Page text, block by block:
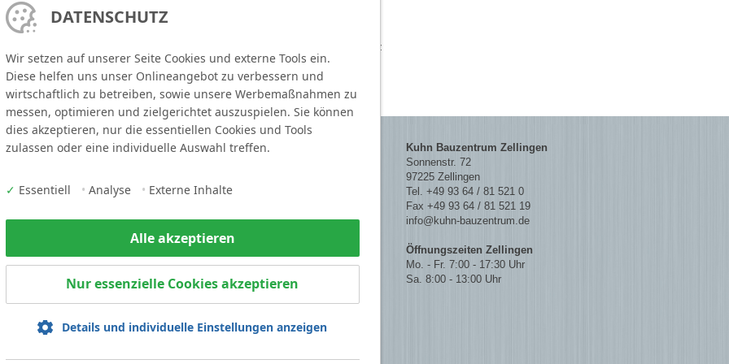
leibliche Wohl ist ebenfalls gesorgt! Genießen Sie an beiden Tagen warme
sowie Kaffee und Kuchen, um Ihre Energiereserven aufzutanken und das
in vollen Zügen zu genießen. Markieren Sie sich den 15. und 16. März
Kalender und seien Sie Teil dieses regionalen Highlights. Wir freuen uns
Sie dort begrüßen zu dürfen. Der Eintritt ist frei.
Kuhn Bauzentrum Lengfurt
Tel. +49 93 95 / 97 20 0
info@kuhn-bauzentrum.de
Mo. – Fr. 7:00 – 18:00 Uhr
Sa. 7:00 – 13:00
Ausstellung jeden 1. Sonntag im
Monat geöffnet.
Kuhn Bauzentrum Zellingen
Sonnenstr. 72
97225 Zellingen
Tel. +49 93 64 / 81 521 0
Fax +49 93 64 / 81 521 19
info@kuhn-bauzentrum.de
Öffnungszeiten Zellingen
Mo. - Fr. 7:00 - 17:30 Uhr
Sa. 8:00 - 13:00 Uhr
DATENSCHUTZ
Wir setzen auf unserer Seite Cookies und externe Tools ein.
Diese helfen uns unser Onlineangebot zu verbessern und
wirtschaftlich zu betreiben, sowie unsere Werbemaßnahmen zu
messen, optimieren und zielgerichtet auszuspielen. Sie können
dies akzeptieren, nur die essentiellen Cookies und Tools
zulassen oder eine individuelle Auswahl treffen.
✓ Essentiell • Analyse • Externe Inhalte
Alle akzeptieren
Nur essenzielle Cookies akzeptieren
Details und individuelle Einstellungen anzeigen